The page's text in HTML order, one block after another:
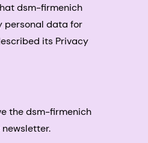
dsm-firmenich
personal data for
its Privacy
the dsm-firmenich